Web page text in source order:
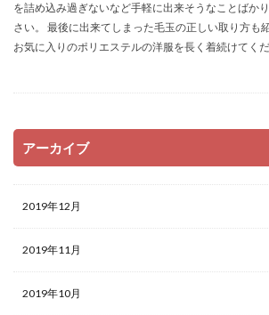
を詰め込み過ぎないなど手軽に出来そうなことばか
さい。 最後に出来てしまった毛玉の正しい取り方も
お気に入りのポリエステルの洋服を長く着続けてくだ
アーカイブ
2019年12月
2019年11月
2019年10月